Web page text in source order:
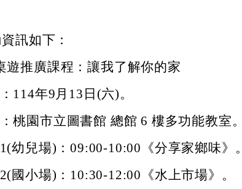
訊如下：
遊推廣課程：讓我了解你的家
114年9月13日(六)。
桃園市立圖書館 總館 6 樓多功能教室。
幼兒場)：09:00-10:00《分享家鄉味》。
國小場)：10:30-12:00《水上市場》。